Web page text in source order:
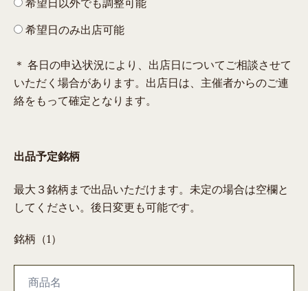
希望日のみ出店可能
＊ 各日の申込状況により、出店日についてご相談させて
いただく場合があります。出店日は、主催者からのご連
絡をもって確定となります。
出品予定銘柄
最大３銘柄まで出品いただけます。未定の場合は空欄と
してください。後日変更も可能です。
銘柄（1）